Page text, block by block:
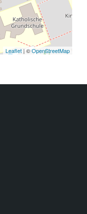
Leaflet| ©OpenStreetMap